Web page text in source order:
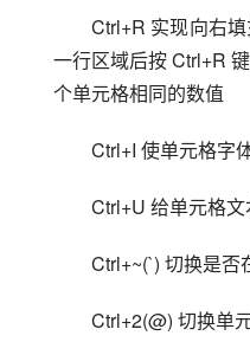
Ctrl+R 实现向右
一行区域后按 Ctrl+R
个单元格相同的数值
Ctrl+I 使单元格字
Ctrl+U 给单元格
Ctrl+~(`) 切换是否
Ctrl+2(@) 切换单